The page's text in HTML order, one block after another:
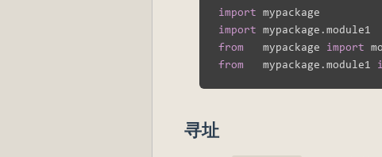
import
import mypackage .
from
   mypackage
import
from
   mypackage
.module1
寻址